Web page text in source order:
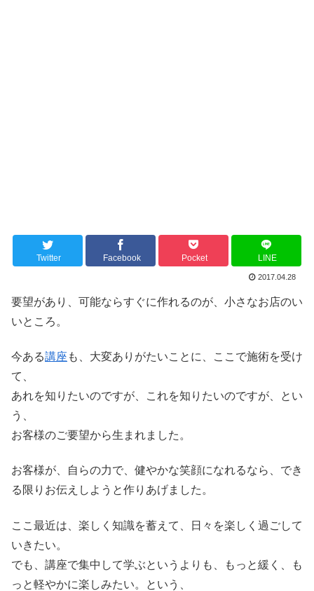
Twitter Facebook Pocket LINE
2017.04.28
要望があり、可能ならすぐに作れるのが、小さなお店のい
いところ。
今ある講座 も、大変ありがたいことに、ここで施術を受け
て、
あれを知りたいのですが、これを知りたいのですが、とい
う、
お客様のご要望から生まれました。
お客様が、自らの力で、健やかな笑顔になれるなら、でき
る限りお伝えしようと作りあげました。
ここ最近は、楽しく知識を蓄えて、日々を楽しく過ごして
いきたい。
でも、講座で集中して学ぶというよりも、もっと緩く、も
っと軽やかに楽しみたい。という、